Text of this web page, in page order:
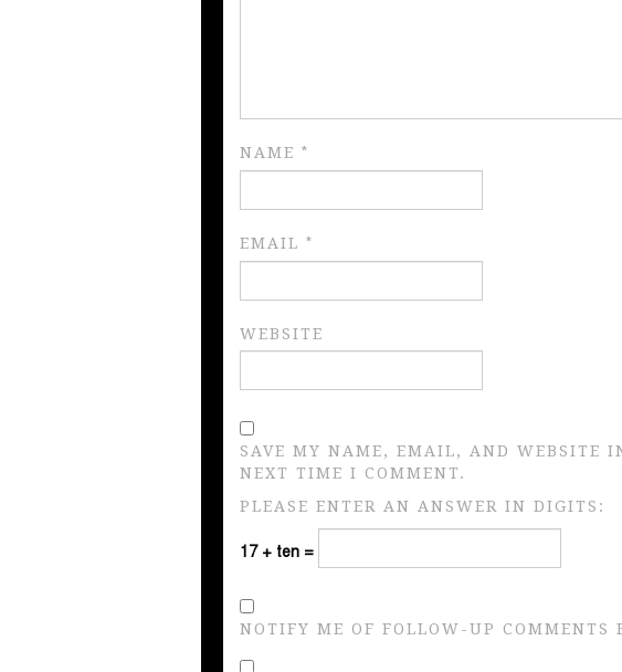
NAME *
EMAIL *
WEBSITE
SAVE MY NAME, EMAIL, AND WEBSITE
NEXT TIME I COMMENT.
PLEASE ENTER AN ANSWER IN DIGITS:
17 + ten =
NOTIFY ME OF FOLLOW-UP COMMENTS